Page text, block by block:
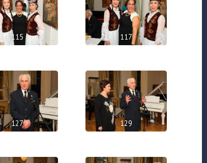
115 117
127 129